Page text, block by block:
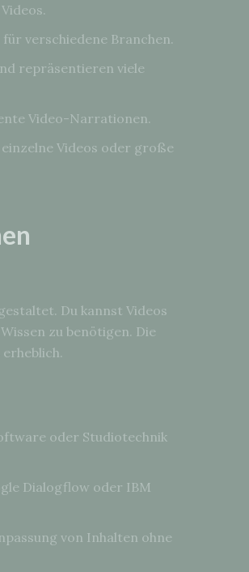
verschiedene Branchen.
repräsentieren viele
Video-Narrationen.
Videos oder große
gestaltet. Du kannst Videos
zu benötigen. Die
oder Studiotechnik
Dialogflow oder IBM
von Inhalten ohne